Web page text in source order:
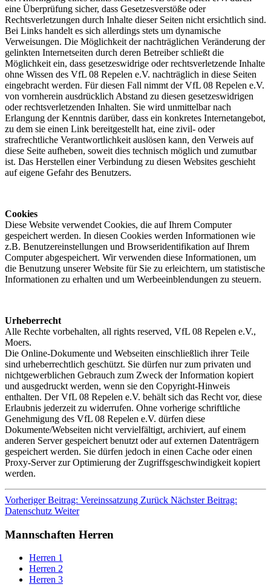
eine Überprüfung sicher, dass Gesetzesverstöße oder
Rechtsverletzungen durch Inhalte dieser Seiten nicht ersichtlich sind.
Bei Links handelt es sich allerdings stets um dynamische
Verweisungen. Die Möglichkeit der nachträglichen Veränderung der
gelinkten Internetseiten durch deren Betreiber schließt die
Möglichkeit ein, dass gesetzeswidrige oder rechtsverletzende Inhalte
ohne Wissen des VfL 08 Repelen e.V. nachträglich in diese Seiten
eingebracht werden. Für diesen Fall nimmt der VfL 08 Repelen e.V.
von vornherein ausdrücklich Abstand zu diesen gesetzeswidrigen
oder rechtsverletzenden Inhalten. Sie wird unmittelbar nach
Erlangung der Kenntnis darüber, dass ein konkretes Internetangebot,
zu dem sie einen Link bereitgestellt hat, eine zivil- oder
strafrechtliche Verantwortlichkeit auslösen kann, den Verweis auf
diese Seite aufheben, soweit dies technisch möglich und zumutbar
ist. Das Herstellen einer Verbindung zu diesen Websites geschieht
auf eigene Gefahr des Benutzers.
Cookies
Diese Website verwendet Cookies, die auf Ihrem Computer
gespeichert werden. In diesen Cookies werden Informationen wie
z.B. Benutzereinstellungen und Browseridentifikation auf Ihrem
Computer abgespeichert. Wir verwenden diese Informationen, um
die Benutzung unserer Website für Sie zu erleichtern, um statistische
Informationen zu erhalten und um Werbeeinblendungen zu steuern.
Urheberrecht
Alle Rechte vorbehalten, all rights reserved, VfL 08 Repelen e.V.,
Moers.
Die Online-Dokumente und Webseiten einschließlich ihrer Teile
sind urheberrechtlich geschützt. Sie dürfen nur zum privaten und
nichtgewerblichen Gebrauch zum Zweck der Information kopiert
und ausgedruckt werden, wenn sie den Copyright-Hinweis
enthalten. Der VfL 08 Repelen e.V. behält sich das Recht vor, diese
Erlaubnis jederzeit zu widerrufen. Ohne vorherige schriftliche
Genehmigung des VfL 08 Repelen e.V. dürfen diese
Dokumente/Webseiten nicht vervielfältigt, archiviert, auf einem
anderen Server gespeichert benutzt oder auf externen Datenträgern
gespeichert werden. Sie dürfen jedoch in einen Cache oder einen
Proxy-Server zur Optimierung der Zugriffsgeschwindigkeit kopiert
werden.
Vorheriger Beitrag: Vereinssatzung Zurück Nächster Beitrag:
Datenschutz Weiter
Mannschaften Herren
Herren 1
Herren 2
Herren 3